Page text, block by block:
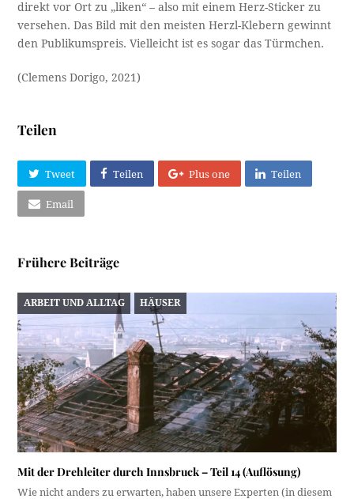
direkt vor Ort zu „liken“ – also mit einem Herz-Sticker zu
versehen. Das Bild mit den meisten Herzl-Klebern gewinnt
den Publikumspreis. Vielleicht ist es sogar das Türmchen.
(Clemens Dorigo, 2021)
Teilen
Tweet Teilen Plus one Teilen
Email
Frühere Beiträge
ARBEIT UND ALLTAG HÄUSER
Mit der Drehleiter durch Innsbruck – Teil 14 (Auflösung)
Wie nicht anders zu erwarten, haben unsere Experten (in diesem